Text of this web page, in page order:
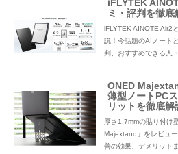
iFLYTEK
ミ・評判を徹底
iFLYTEK AINOTE Air2
説！今話題のAIノート
判、おすすめできる人
ONED
薄型ノートPC
リットを徹底解
厚さ1.7mmの貼り付け
Majextand」をレビュ
善の効果、デメリット